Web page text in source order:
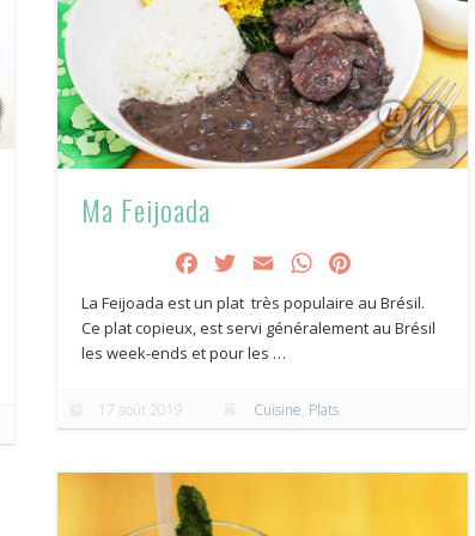
Ma Feijoada
FacebookTwitter
Email WhatsApp
La Feijoada est un plat très populaire au Brésil.
Ce plat copieux, est servi généralement au Brésil
les week-ends et pour les …
17 août 2019 Cuisine, Plats